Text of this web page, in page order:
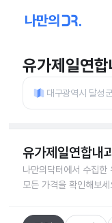
유가제일연
대구광역시 달성
유가제일연합내
나만의닥터에서 수집한
모든 가격을 확인해보세